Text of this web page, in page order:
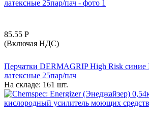
85.55 Р
(Включая НДС)
Перчатки DERMAGRIP High Risk синие
латексные 25пар/пач
На складе: 161 шт.